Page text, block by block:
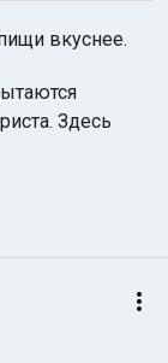
вкуснее.
Здесь